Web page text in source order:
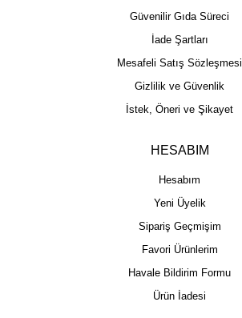
Güvenilir Gıda Süreci
İade Şartları
Mesafeli Satış Sözleşmesi
Gizlilik ve Güvenlik
İstek, Öneri ve Şikayet
HESABIM
Hesabım
Yeni Üyelik
Sipariş Geçmişim
Favori Ürünlerim
Havale Bildirim Formu
Ürün İadesi